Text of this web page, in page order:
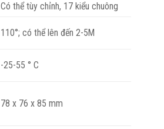
Có thể tùy chỉnh, 17 kiểu chuông
110°; có thể lên đến 2-5M
-25-55 ° C
78 x 76 x 85 mm